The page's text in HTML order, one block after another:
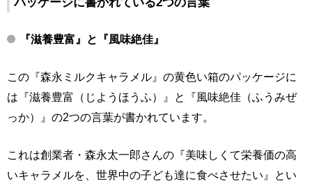
『滋養豊富』と『風味絶佳』
この『森永ミルクキャラメル』の黄色い箱のパッケージに
は『滋養豊富（じようほうふ）』と『風味絶佳（ふうみぜ
っか）』の2つの言葉が書かれています。
これは創業者・森永太一郎さんの『美味しくて栄養価の高
いキャラメルを、世界中の子ども達に食べさせたい』とい